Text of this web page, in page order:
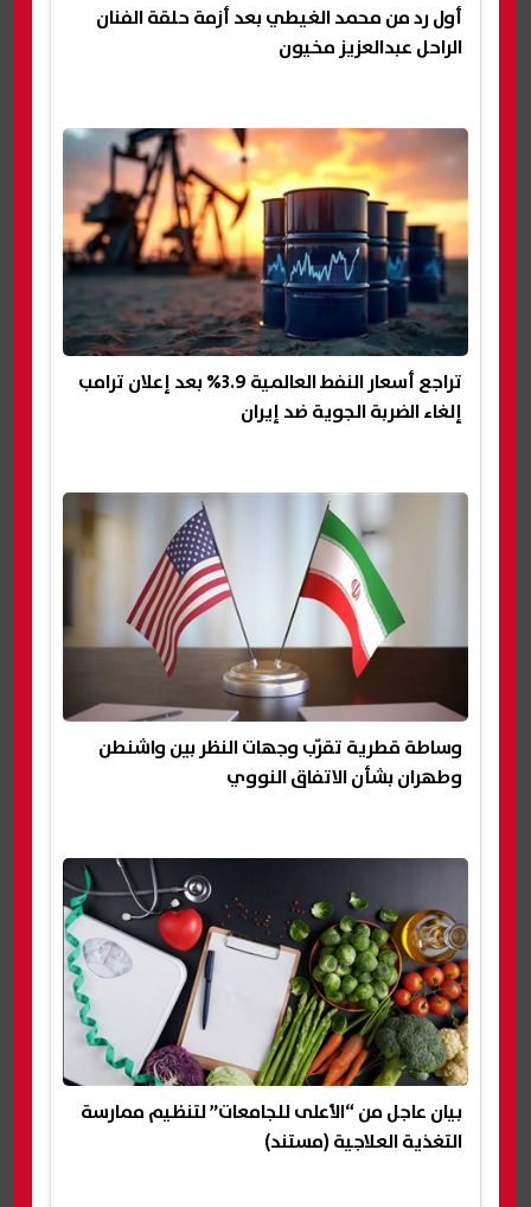
أول رد من محمد الغيطي بعد أزمة حلقة الفنان
الراحل عبدالعزيز مخيون
تراجع أسعار النفط العالمية 3.9% بعد إعلان ترامب
إلغاء الضربة الجوية ضد إيران
وساطة قطرية تقرّب وجهات النظر بين واشنطن
وطهران بشأن الاتفاق النووي
بيان عاجل من “الأعلى للجامعات” لتنظيم ممارسة
التغذية العلاجية (مستند)